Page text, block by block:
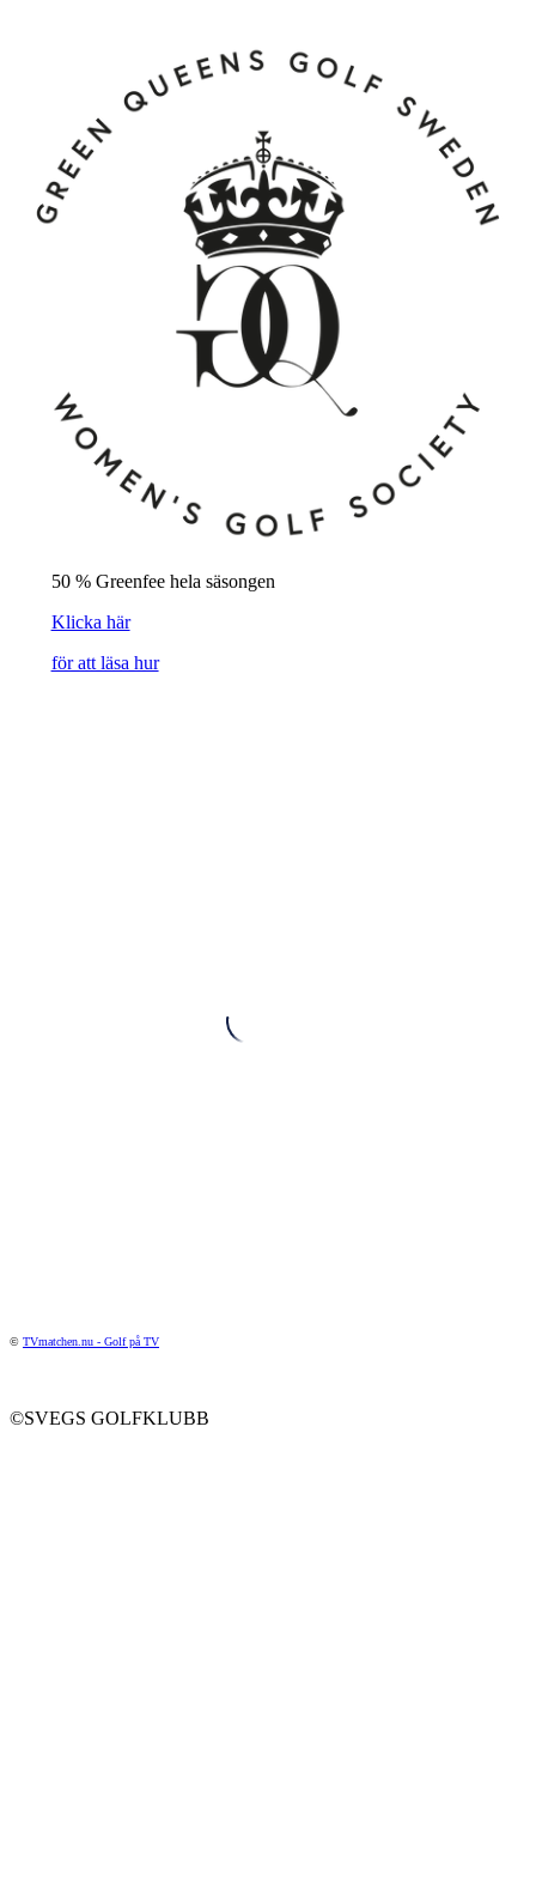
50 % Greenfee hela säsongen
Klicka här
för att läsa hur
© TVmatchen.nu - Golf på TV
©SVEGS GOLFKLUBB